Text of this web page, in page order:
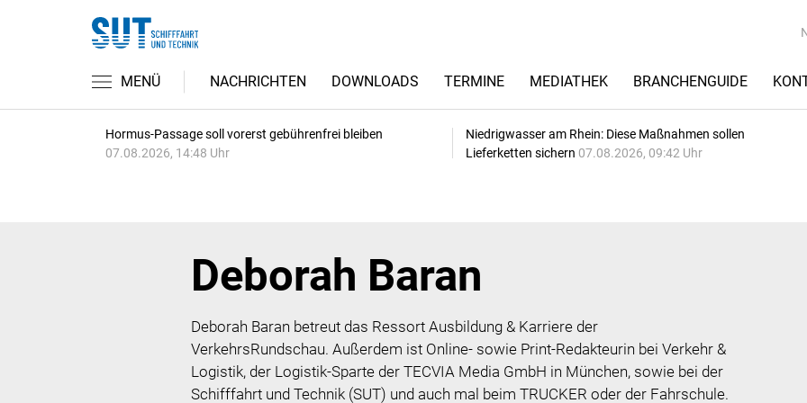
MENÜ NACHRICHTEN DOWNLOADS TERMINE MEDIATHEK BRANCHENGUIDE
Hormus-Passage soll vorerst gebührenfrei bleiben
07.08.2026, 14:48 Uhr
Niedrigwasser am Rhein: Diese Maßnahmen sollen
Lieferketten sichern 07.08.2026, 09:42 Uhr
Deborah Baran
Deborah Baran betreut das Ressort Ausbildung & Karriere der
VerkehrsRundschau. Außerdem ist Online- sowie Print-Redakteurin bei Verkehr &
Logistik, der Logistik-Sparte der TECVIA Media GmbH in München, sowie bei der
Schifffahrt und Technik (SUT) und auch mal beim TRUCKER oder der Fahrschule.